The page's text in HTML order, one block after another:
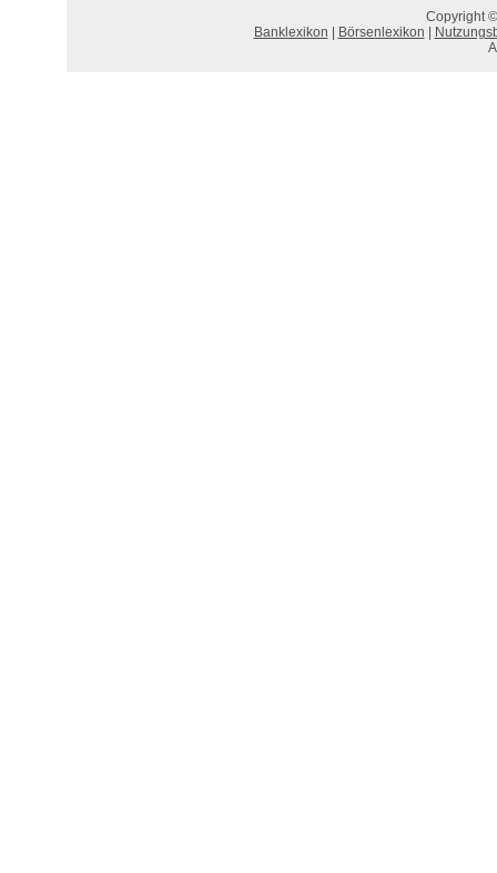
Copyright
Banklexikon
Börsenlexikon